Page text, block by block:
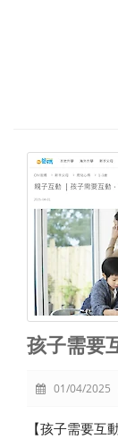
孩子需要
01/04/2025
【孩子需要